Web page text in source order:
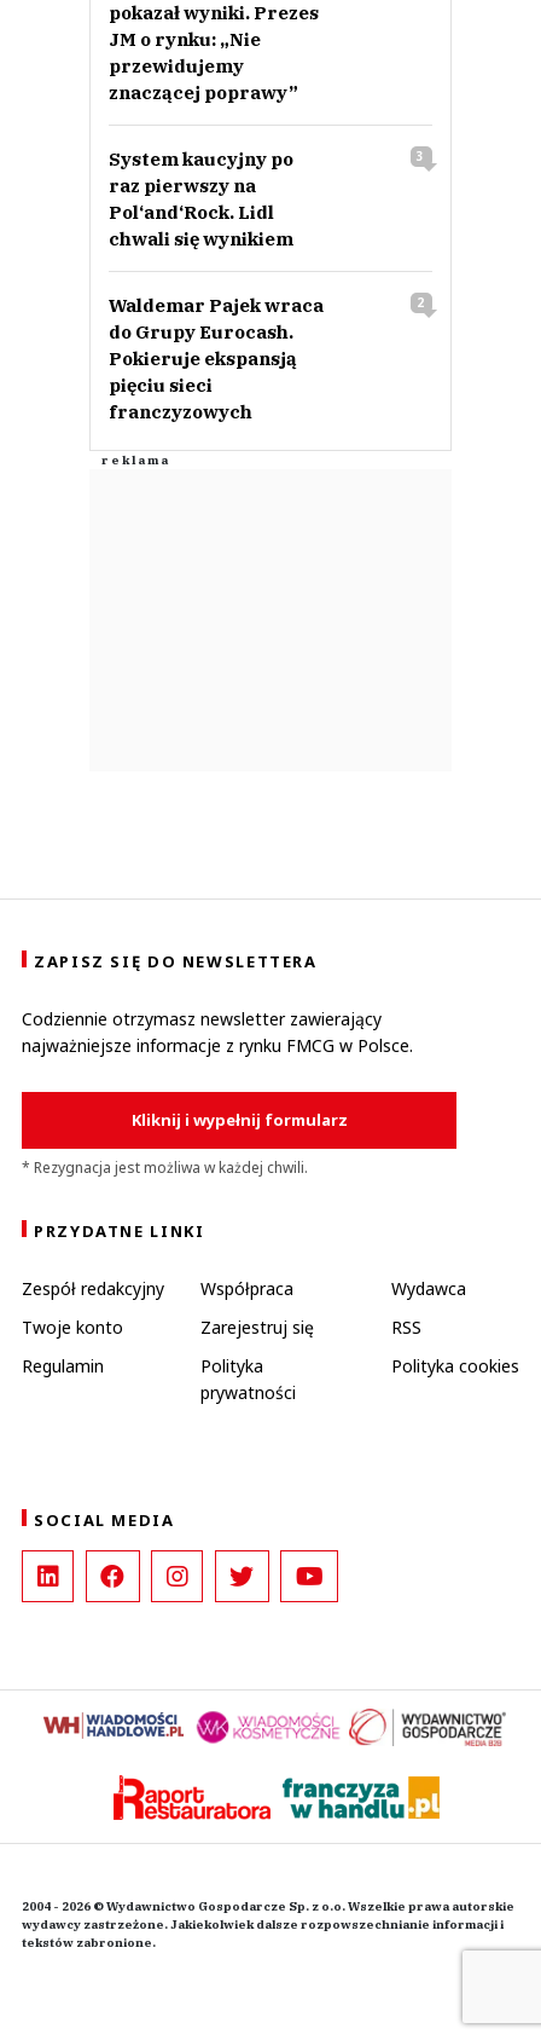
pokazał wyniki. Prezes
JM o rynku: „Nie
przewidujemy
znaczącej poprawy”
System kaucyjny po
raz pierwszy na
Pol‘and‘Rock. Lidl
chwali się wynikiem
3
Waldemar Pajek wraca
do Grupy Eurocash.
Pokieruje ekspansją
pięciu sieci
franczyzowych
2
ZAPISZ SIĘ DO NEWSLETTERA
Codziennie otrzymasz newsletter zawierający
najważniejsze informacje z rynku FMCG w Polsce.
Kliknij i wypełnij formularz
* Rezygnacja jest możliwa w każdej chwili.
PRZYDATNE LINKI
Zespół redakcyjny Współpraca
Wydawca
Twoje konto
Zarejestruj się
RSS
Regulamin
Polityka
prywatności
Polityka cookies
SOCIAL MEDIA
2004 - 2026 © Wydawnictwo Gospodarcze Sp. z o.o. Wszelkie prawa autorskie
wydawcy zastrzeżone. Jakiekolwiek dalsze rozpowszechnianie informacji i
tekstów zabronione.